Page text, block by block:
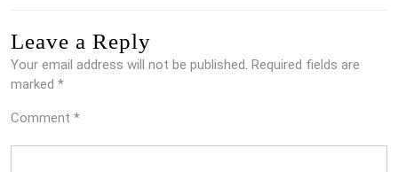
Leave a Reply
Your email address will not be published. Required fields are
marked *
Comment *